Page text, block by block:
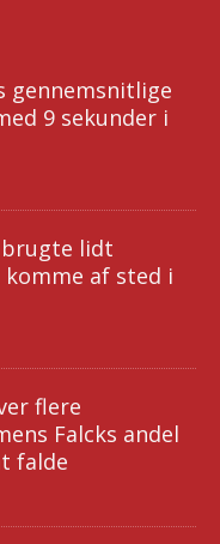
gennemsnitlige
9 sekunder i
lidt
af sted i
flere
Falcks andel
falde